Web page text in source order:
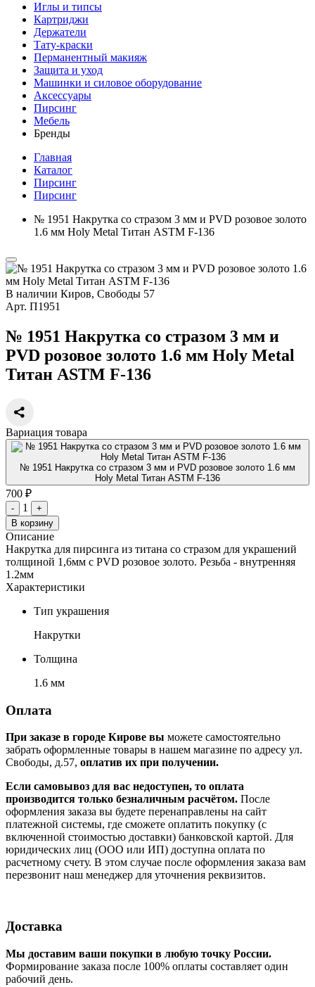
Иглы и типсы
Картриджи
Держатели
Тату-краски
Перманентный макияж
Защита и уход
Машинки и силовое оборудование
Аксессуары
Пирсинг
Мебель
Бренды
Главная
Каталог
Пирсинг
Пирсинг
№ 1951 Накрутка со стразом 3 мм и PVD розовое золото
1.6 мм Holy Metal Титан ASTM F-136
В наличии Киров, Свободы 57
Арт. П1951
№ 1951 Накрутка со стразом 3 мм и
PVD розовое золото 1.6 мм Holy Metal
Титан ASTM F-136
Вариация товара
№ 1951 Накрутка со стразом 3 мм и PVD розовое золото 1.6 мм
Holy Metal Титан ASTM F-136
700 ₽
- 1
+
В корзину
Описание
Накрутка для пирсинга из титана со стразом для украшений
толщиной 1,6мм с PVD розовое золото. Резьба - внутренняя
1.2мм
Характеристики
Тип украшения
Накрутки
Толщина
1.6 мм
Оплата
При заказе в городе Кирове вы можете самостоятельно
забрать оформленные товары в нашем магазине по адресу ул.
Свободы, д.57, оплатив их при получении.
Если самовывоз для вас недоступен, то оплата
производится только безналичным расчётом. После
оформления заказа вы будете перенаправлены на сайт
платежной системы, где сможете оплатить покупку (с
включенной стоимостью доставки) банковской картой. Для
юридических лиц (ООО или ИП) доступна оплата по
расчетному счету. В этом случае после оформления заказа вам
перезвонит наш менеджер для уточнения реквизитов.
Доставка
Мы доставим ваши покупки в любую точку России.
Формирование заказа после 100% оплаты составляет один
рабочий день.